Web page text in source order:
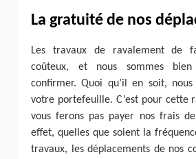
La gratuité de nos
Les travaux de ravalement de
coûteux, et nous sommes
confirmer. Quoi qu’il en soit, nous
votre portefeuille. C’est pour cette
vous ferons pas payer nos frais
effet, quelles que soient la
travaux, les déplacements de nos